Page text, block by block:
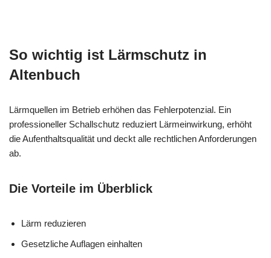
So wichtig ist Lärmschutz in
Altenbuch
Lärmquellen im Betrieb erhöhen das Fehlerpotenzial. Ein
professioneller Schallschutz reduziert Lärmeinwirkung, erhöht
die Aufenthaltsqualität und deckt alle rechtlichen Anforderungen
ab.
Die Vorteile im Überblick
Lärm reduzieren
Gesetzliche Auflagen einhalten